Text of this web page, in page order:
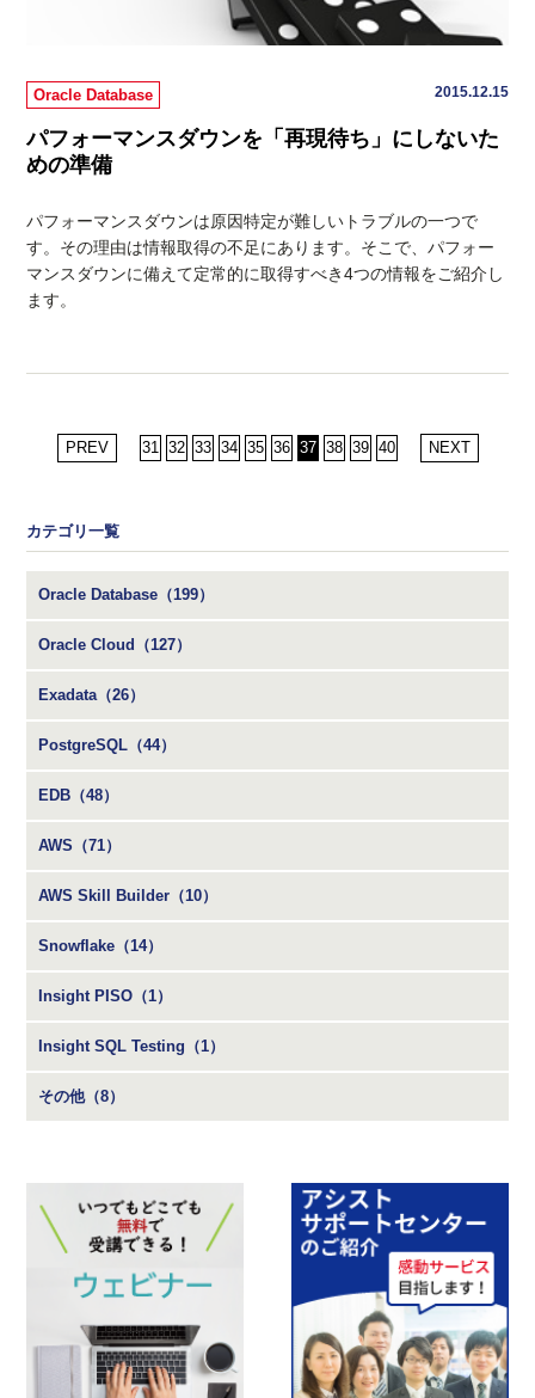
Oracle Database 2015.12.15
パフォーマンスダウンを「再現待ち」にしないた
めの準備
パフォーマンスダウンは原因特定が難しいトラブルの一つで
す。その理由は情報取得の不足にあります。そこで、パフォー
マンスダウンに備えて定常的に取得すべき4つの情報をご紹介し
ます。
PREV 31 32 33 34 35 36 37 38 39 40 NEXT
カテゴリ一覧
Oracle Database（199）
Oracle Cloud（127）
Exadata（26）
PostgreSQL（44）
EDB（48）
AWS（71）
AWS Skill Builder（10）
Snowflake（14）
Insight PISO（1）
Insight SQL Testing（1）
その他（8）